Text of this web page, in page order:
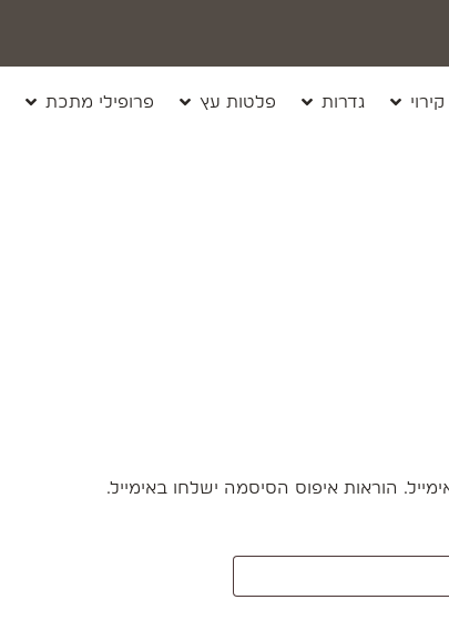
קירוי גדרות פלטות עץ פרופילי מתכת
הוראות איפוס הסיסמה ישלחו באימייל.